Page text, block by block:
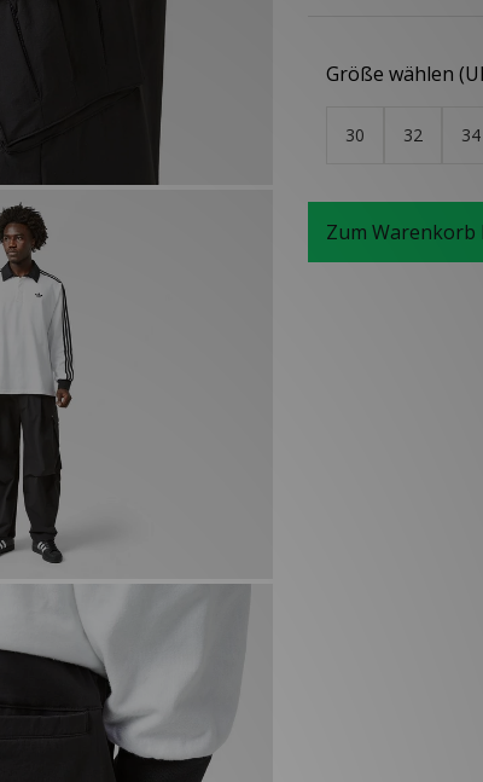
Größe wählen
30 32 34
Zum